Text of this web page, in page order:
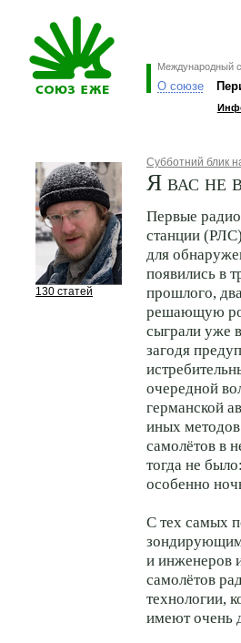
Международный
О союзе
130 статей
Субботний блик
Я вас не
Первые
станции
для
появились в
прошлого,
решающую
сыграли уже
загодя
очередной
германской
иных
самолётов в
тогда не
особенно
С тех самых
и инженеров
самолётов
технологии,
имеют очень